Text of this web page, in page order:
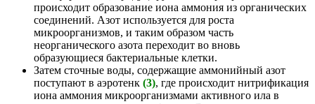
происходит образование иона аммония из органических
соединений. Азот используется для роста
микроорганизмов, и таким образом часть
неорганического азота переходит во вновь
образующиеся бактериальные клетки.
Затем сточные воды, содержащие аммонийный азот
поступают в аэротенк (3), где происходит нитрификация
иона аммония микроорганизмами активного ила в